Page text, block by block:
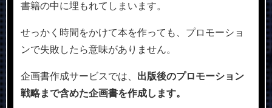
書籍の中に埋もれてしまいます。
せっかく時間をかけて本を作っても、プロモーショ
ンで失敗したら意味がありません。
企画書作成サービスでは、 出版後のプロモーション
戦略まで含めた企画書を作成します。